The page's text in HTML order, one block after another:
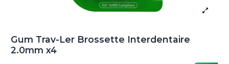
Gum Trav-Ler Brossette Interdentaire
2.0mm x4